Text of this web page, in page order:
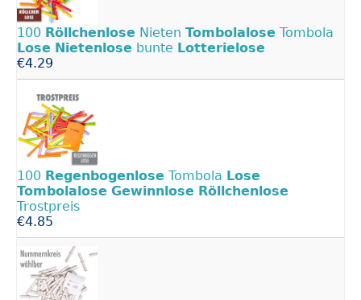
100 Röllchenlose Nieten Tombolalose Tombola
Lose Nietenlose bunte Lotterielose
€4.29
100 Regenbogenlose Tombola Lose
Tombolalose Gewinnlose Röllchenlose
Trostpreis
€4.85